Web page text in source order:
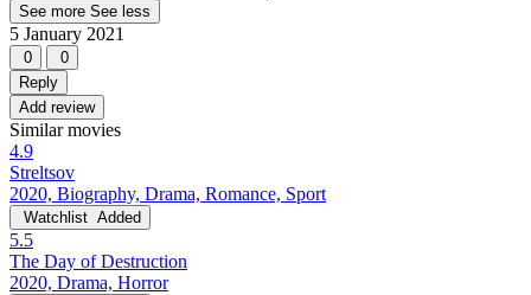
See more See less
5 January 2021
0
0
Reply
Add review
Similar movies
4.9
Streltsov
2020, Biography, Drama, Romance, Sport
Watchlist Added
5.5
The Day of Destruction
2020, Drama, Horror